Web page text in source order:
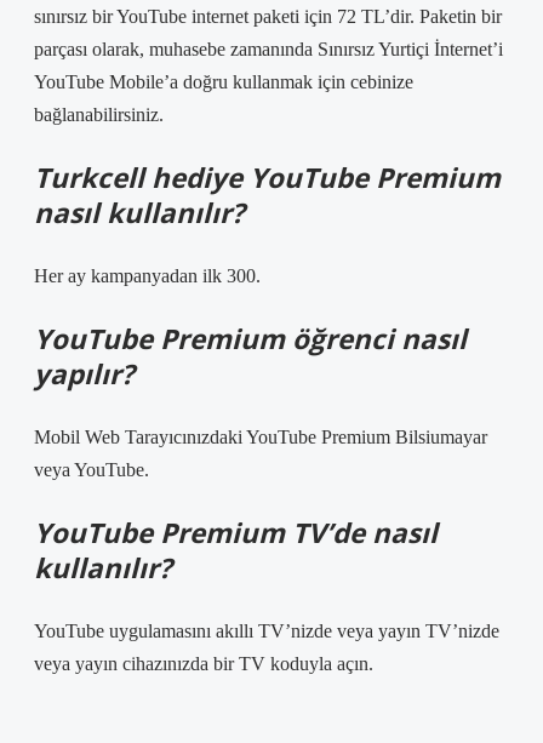
sınırsız bir YouTube internet paketi için 72 TL’dir. Paketin bir
parçası olarak, muhasebe zamanında Sınırsız Yurtiçi İnternet’i
YouTube Mobile’a doğru kullanmak için cebinize
bağlanabilirsiniz.
Turkcell hediye YouTube Premium
nasıl kullanılır?
Her ay kampanyadan ilk 300.
YouTube Premium öğrenci nasıl
yapılır?
Mobil Web Tarayıcınızdaki YouTube Premium Bilsiumayar
veya YouTube.
YouTube Premium TV’de nasıl
kullanılır?
YouTube uygulamasını akıllı TV’nizde veya yayın TV’nizde
veya yayın cihazınızda bir TV koduyla açın.